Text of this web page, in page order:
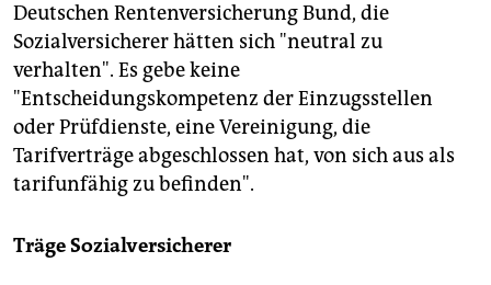
Deutschen Rentenversicherung Bund, die
Sozialversicherer hätten sich "neutral zu
verhalten". Es gebe keine
"Entscheidungskompetenz der Einzugsstellen
oder Prüfdienste, eine Vereinigung, die
Tarifverträge abgeschlossen hat, von sich aus als
tarifunfähig zu befinden".
Träge Sozialversicherer